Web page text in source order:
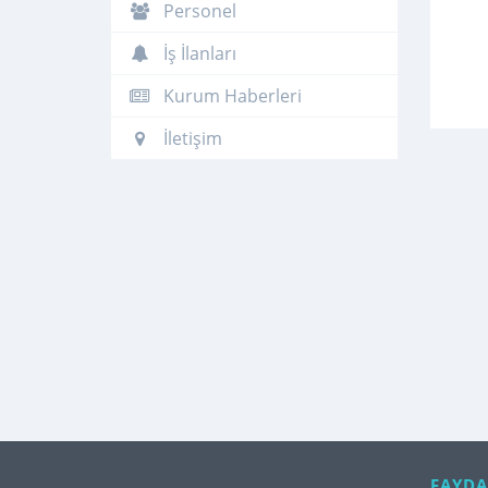
Personel
İş İlanları
Kurum Haberleri
İletişim